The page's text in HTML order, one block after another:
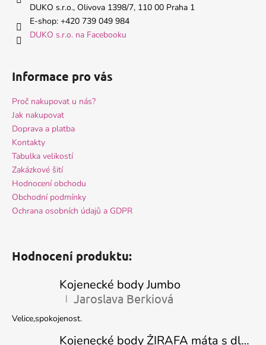
v
DUKO s.r.o., Olivova 1398/7, 110 00 Praha 1
E-shop: +420 739 049 984
DUKO s.r.o. na Facebooku
Informace pro vás
Proč nakupovat u nás?
Jak nakupovat
Doprava a platba
Kontakty
Tabulka velikostí
Zakázkové šití
Hodnocení obchodu
Obchodní podmínky
Ochrana osobních údajů a GDPR
Hodnocení produktu:
Kojenecké body Jumbo
Hodnocení produktu je 5 z 5 hvězdiček.
| Jaroslava Berkiová
Velice,spokojenost.
Kojenecké body ŽIRAFA máta s dlouhým rukávem